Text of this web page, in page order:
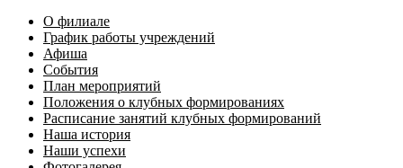
О филиале
График работы учреждений
Афиша
События
План мероприятий
Положения о клубных формированиях
Расписание занятий клубных формирований
Наша история
Наши успехи